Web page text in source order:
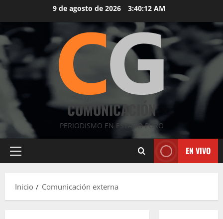
contenido
9 de agosto de 2026 3:40:12 AM
COMUNICACIÓN
PERIODISMO EN ESTADO PURO
Menú
EN VIVO
Inicio Comunicación externa